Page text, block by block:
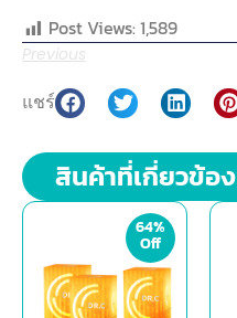
Post Views: 1,589
Previous
แชร์
สินค้าที่เกี่ยวข้อง
64%
Off